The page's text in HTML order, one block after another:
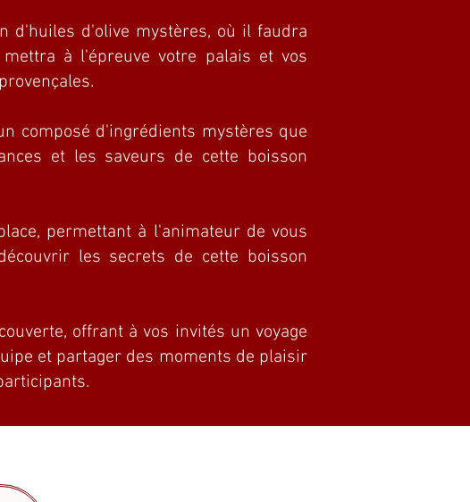
d'huiles d'olive mystères, où il faudra
à l'épreuve votre palais et vos
composé d'ingrédients mystères que
et les saveurs de cette boisson
permettant à l'animateur de vous
les secrets de cette boisson
offrant à vos invités un voyage
et partager des moments de plaisir